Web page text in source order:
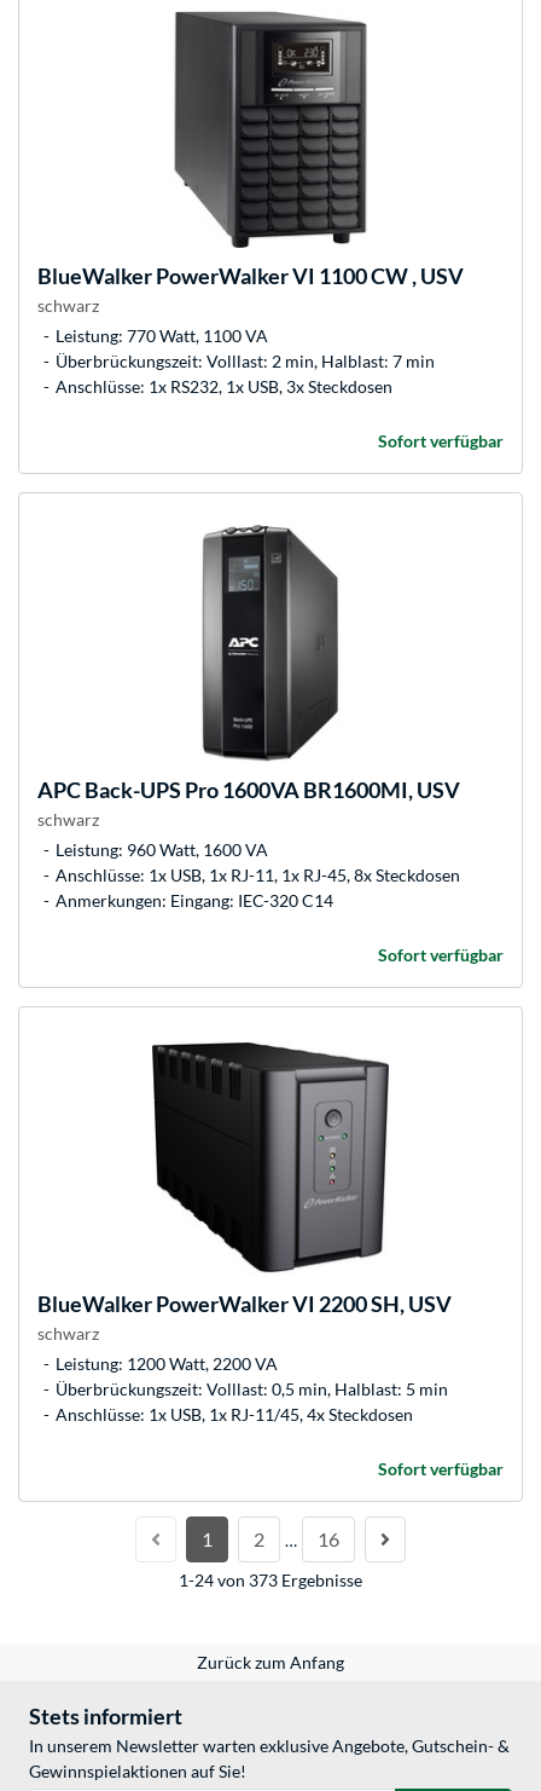
BlueWalkerPowerWalker VI 1100 CW , USV
schwarz
Leistung: 770 Watt, 1100 VA
Überbrückungszeit: Volllast: 2 min, Halblast: 7 min
Anschlüsse: 1x RS232, 1x USB, 3x Steckdosen
Sofort verfügbar
APCBack-UPS Pro 1600VA BR1600MI, USV
schwarz
Leistung: 960 Watt, 1600 VA
Anschlüsse: 1x USB, 1x RJ-11, 1x RJ-45, 8x Steckdosen
Anmerkungen: Eingang: IEC-320 C14
Sofort verfügbar
BlueWalkerPowerWalker VI 2200 SH, USV
schwarz
Leistung: 1200 Watt, 2200 VA
Überbrückungszeit: Volllast: 0,5 min, Halblast: 5 min
Anschlüsse: 1x USB, 1x RJ-11/45, 4x Steckdosen
Sofort verfügbar
1 2 … 16
1-24 von 373 Ergebnisse
Zurück zum Anfang
Stets informiert
In unserem Newsletter warten exklusive Angebote, Gutschein- &
Gewinnspielaktionen auf Sie!